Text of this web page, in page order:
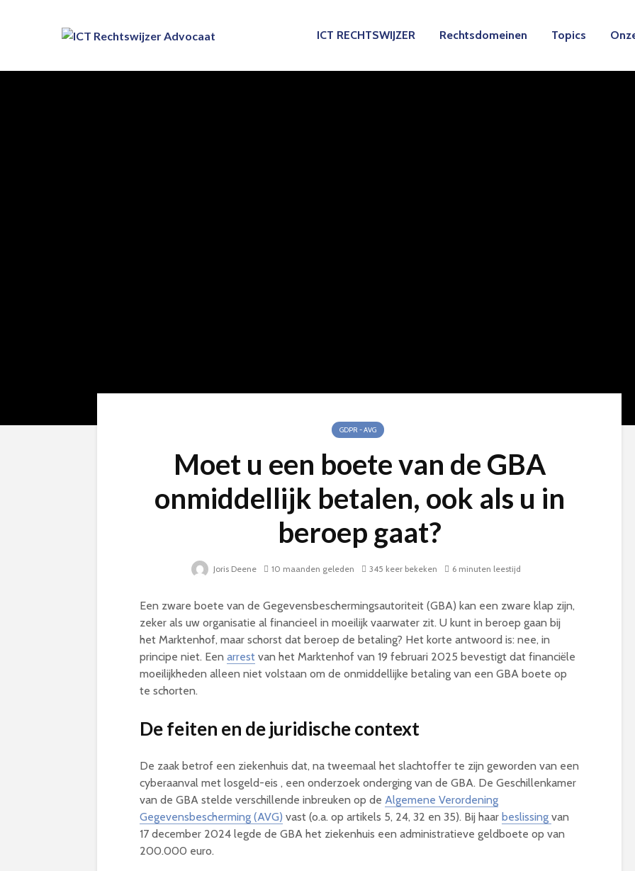
ICT RECHTSWIJZER Rechtsdomeinen Topics
GDPR - AVG
Moet u een boete van de GBA
onmiddellijk betalen, ook als u in
beroep gaat?
Joris Deene 10 maanden geleden 345 keer bekeken 6 minuten leestijd
Een zware boete van de Gegevensbeschermingsautoriteit (GBA) kan een zware klap zijn,
zeker als uw organisatie al financieel in moeilijk vaarwater zit. U kunt in beroep gaan bij
het Marktenhof, maar schorst dat beroep de betaling? Het korte antwoord is: nee, in
principe niet. Een arrest van het Marktenhof van 19 februari 2025 bevestigt dat financiële
moeilijkheden alleen niet volstaan om de onmiddellijke betaling van een GBA boete op
te schorten.
De feiten en de juridische context
De zaak betrof een ziekenhuis dat, na tweemaal het slachtoffer te zijn geworden van een
cyberaanval met losgeld-eis , een onderzoek onderging van de GBA. De Geschillenkamer
van de GBA stelde verschillende inbreuken op de Algemene Verordening
Gegevensbescherming (AVG) vast (o.a. op artikels 5, 24, 32 en 35). Bij haar beslissing van
17 december 2024 legde de GBA het ziekenhuis een administratieve geldboete op van
200.000 euro.